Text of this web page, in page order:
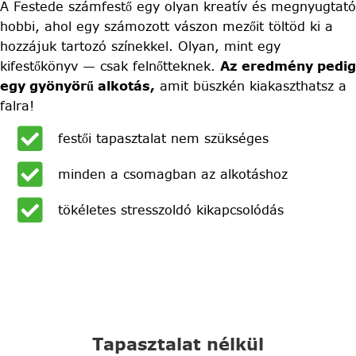
A Festede számfestő egy olyan kreatív és megnyugtató
hobbi, ahol egy számozott vászon mezőit töltöd ki a
hozzájuk tartozó színekkel. Olyan, mint egy
kifestőkönyv — csak felnőtteknek. Az eredmény pedig
egy gyönyörű alkotás, amit büszkén kiakaszthatsz a
falra!
festői tapasztalat nem szükséges
minden a csomagban az alkotáshoz
tökéletes stresszoldó kikapcsolódás
Tapasztalat nélkül